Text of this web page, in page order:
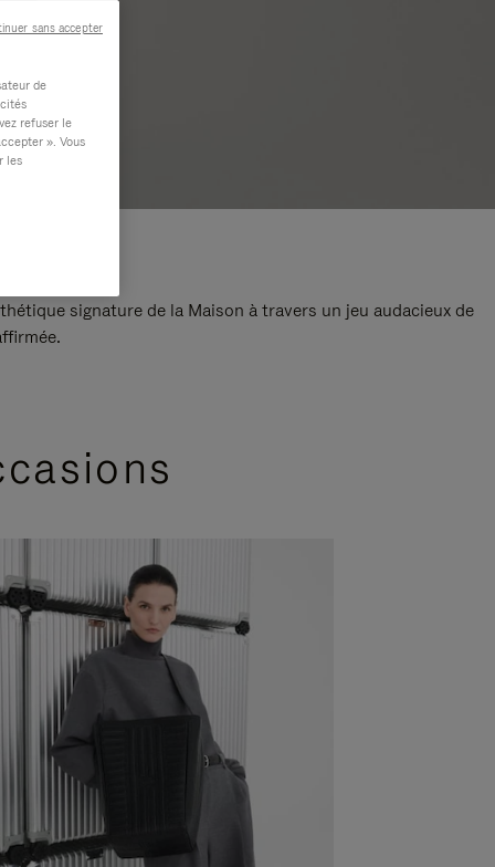
signature de la Maison à travers un jeu audacieux de
de
refuser le
». Vous
les
sans accepter